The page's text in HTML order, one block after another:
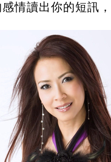
情讀出你的短訊